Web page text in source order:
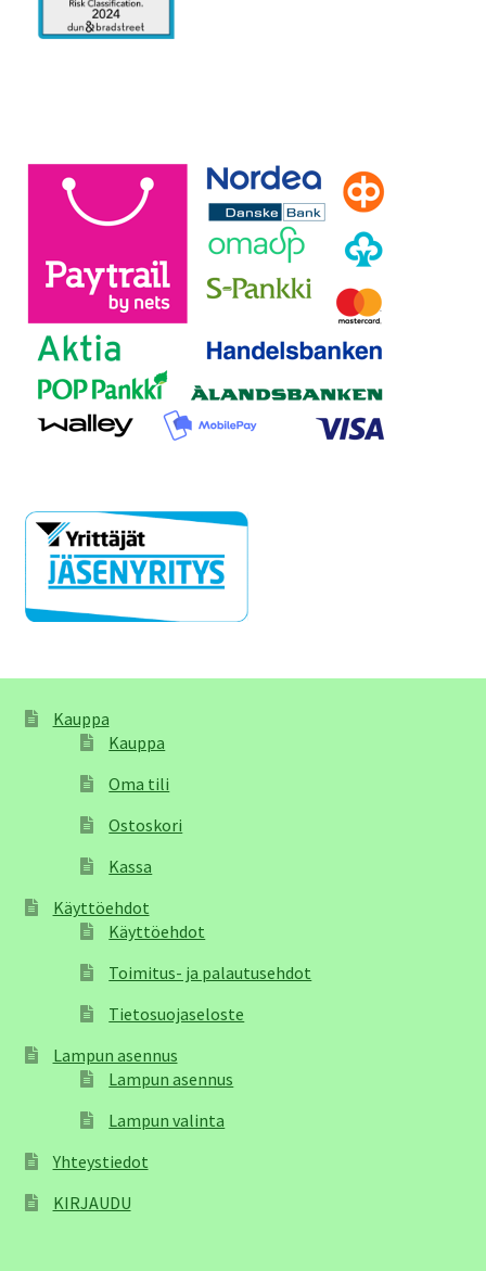
Kauppa
Kauppa
Oma tili
Ostoskori
Kassa
Käyttöehdot
Käyttöehdot
Toimitus- ja palautusehdot
Tietosuojaseloste
Lampun asennus
Lampun asennus
Lampun valinta
Yhteystiedot
KIRJAUDU